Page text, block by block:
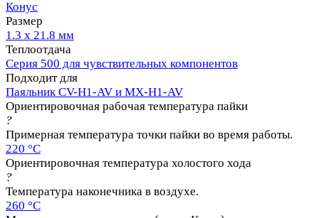
Конус
Размер
1.3 х 21.8 мм
Теплоотдача
Серия 500 для чувствительных компонентов
Подходит для
Паяльник CV-H1-AV и MX-H1-AV
Ориентировочная рабочая температура пайки
?
Примерная температура точки пайки во время работы.
220 °C
Ориентировочная температура холостого хода
?
Температура наконечника в воздухе.
260 °C